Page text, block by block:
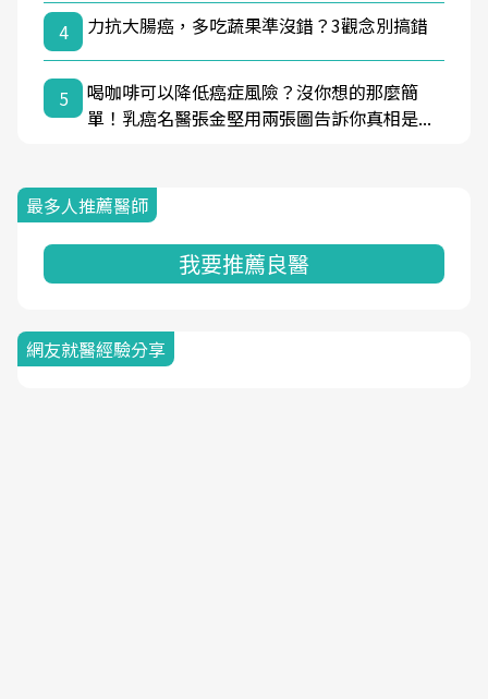
4 力抗大腸癌，多吃蔬果準沒錯？3觀念別搞錯
5
喝咖啡可以降低癌症風險？沒你想的那麼簡
單！乳癌名醫張金堅用兩張圖告訴你真相是...
最多人推薦醫師
我要推薦良醫
網友就醫經驗分享